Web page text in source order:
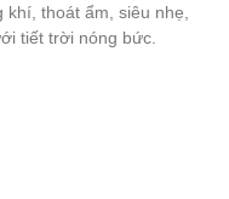
khí, thoát ẩm, siêu nhẹ,
tiết trời nóng bức.